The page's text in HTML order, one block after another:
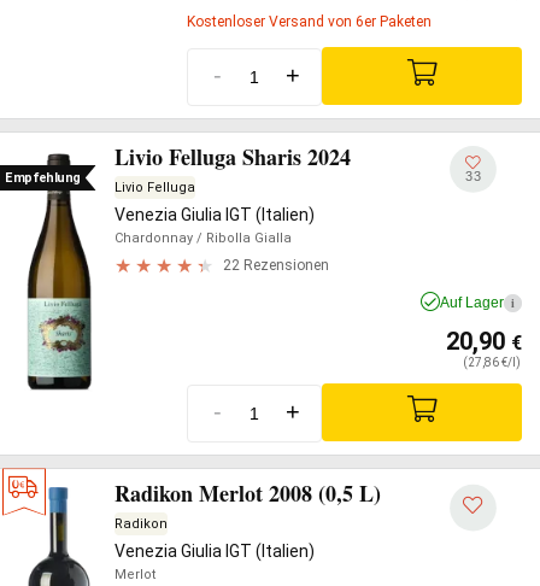
Kostenloser Versand von 6er Paketen
- +
Empfehlung
Livio Felluga Sharis 2024
Livio Felluga
Venezia Giulia IGT (Italien)
Chardonnay / Ribolla Gialla
22 Rezensionen
33
Auf Lager i
20,90 €
(27,86 €/l)
- +
Radikon Merlot 2008 (0,5 L)
Radikon
Venezia Giulia IGT (Italien)
Merlot